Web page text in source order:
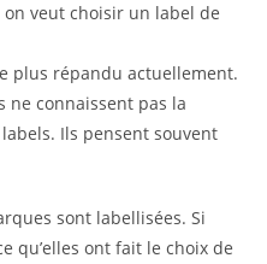
on veut choisir un label de
plus répandu actuellement.
ne connaissent pas la
Ils pensent souvent
sont labellisées. Si
qu’elles ont fait le choix de